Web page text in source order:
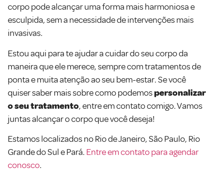
corpo pode alcançar uma forma mais harmoniosa e
esculpida, sem a necessidade de intervenções mais
invasivas.
Estou aqui para te ajudar a cuidar do seu corpo da
maneira que ele merece, sempre com tratamentos de
ponta e muita atenção ao seu bem-estar. Se você
quiser saber mais sobre como podemospersonalizar
o seu tratamento, entre em contato comigo. Vamos
juntas alcançar o corpo que você deseja!
Estamos localizados no Rio de Janeiro, São Paulo, Rio
Grande do Sul e Pará. Entre em contato para agendar
conosco.